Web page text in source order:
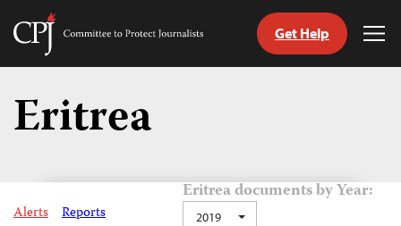
Skip
content
Committee
Get Help
Eritrea
Alerts Reports
Eritrea documents by Year:
2019